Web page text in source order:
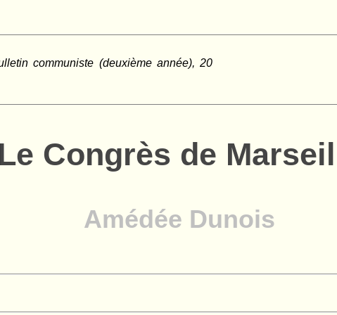
communiste (deuxième année), 20
Le Congrès de
Amédée Dunois